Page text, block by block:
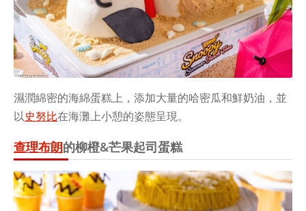
濕潤綿密的海綿蛋糕上，添加大量的哈密瓜和鮮奶油，並
以史努比在海灘上小憩的姿態呈現。
查理布朗的柳橙&芒果起司蛋糕